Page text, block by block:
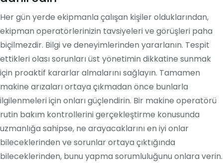
Her gün yerde ekipmanla çalışan kişiler olduklarından,
ekipman operatörlerinizin tavsiyeleri ve görüşleri paha
biçilmezdir. Bilgi ve deneyimlerinden yararlanın. Tespit
ettikleri olası sorunları üst yönetimin dikkatine sunmak
için proaktif kararlar almalarını sağlayın. Tamamen
makine arızaları ortaya çıkmadan önce bunlarla
ilgilenmeleri için onları güçlendirin. Bir makine operatörü
rutin bakım kontrollerini gerçekleştirme konusunda
uzmanlığa sahipse, ne arayacaklarını en iyi onlar
bileceklerinden ve sorunlar ortaya çıktığında
bileceklerinden, bunu yapma sorumluluğunu onlara verin.